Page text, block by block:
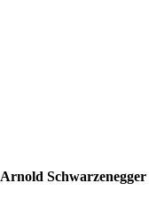
Arnold Schwarzenegger